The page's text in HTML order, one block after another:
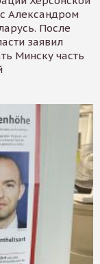
Александром
После
заявил
Минску часть